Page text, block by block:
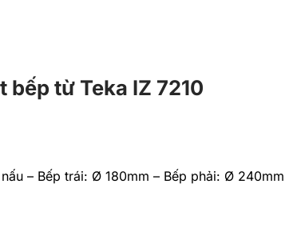
từ Teka IZ 7210
– Bếp trái: Ø 180mm – Bếp phải: Ø 240mm